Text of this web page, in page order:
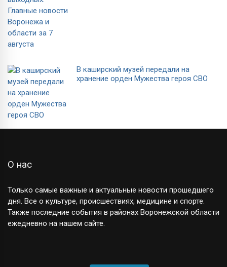
В каширский музей передали на
хранение орден Мужества героя СВО
О нас
Только самые важные и актуальные новости прошедшего
дня. Все о культуре, происшествиях, медицине и спорте.
Также последние события в районах Воронежской области
ежедневно на нашем сайте.